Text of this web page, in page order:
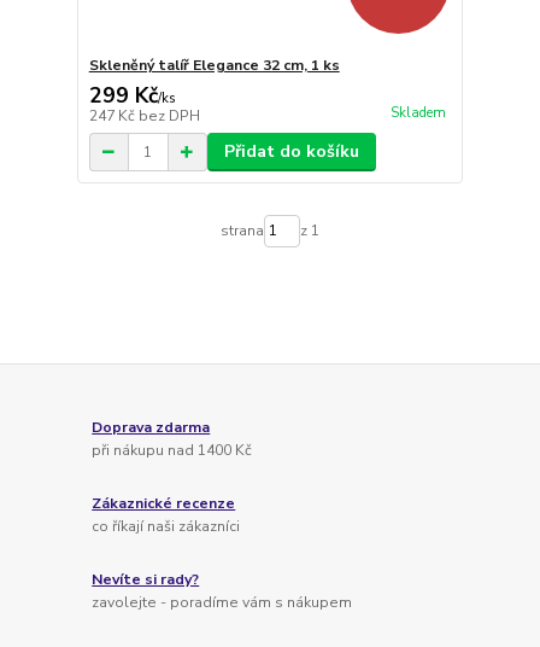
Skleněný talíř Elegance 32 cm, 1 ks
299 Kč/ks
247 Kč bez DPH Skladem
Přidat do košíku
strana z 1
Doprava zdarma
při nákupu nad 1400 Kč
Zákaznické recenze
co říkají naši zákazníci
Nevíte si rady?
zavolejte - poradíme vám s nákupem